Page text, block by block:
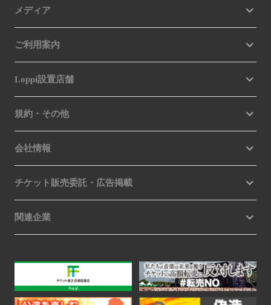
メディア
ご利用案内
Loppi設置店舗
規約・その他
会社情報
チケット販売委託・広告掲載
関連企業